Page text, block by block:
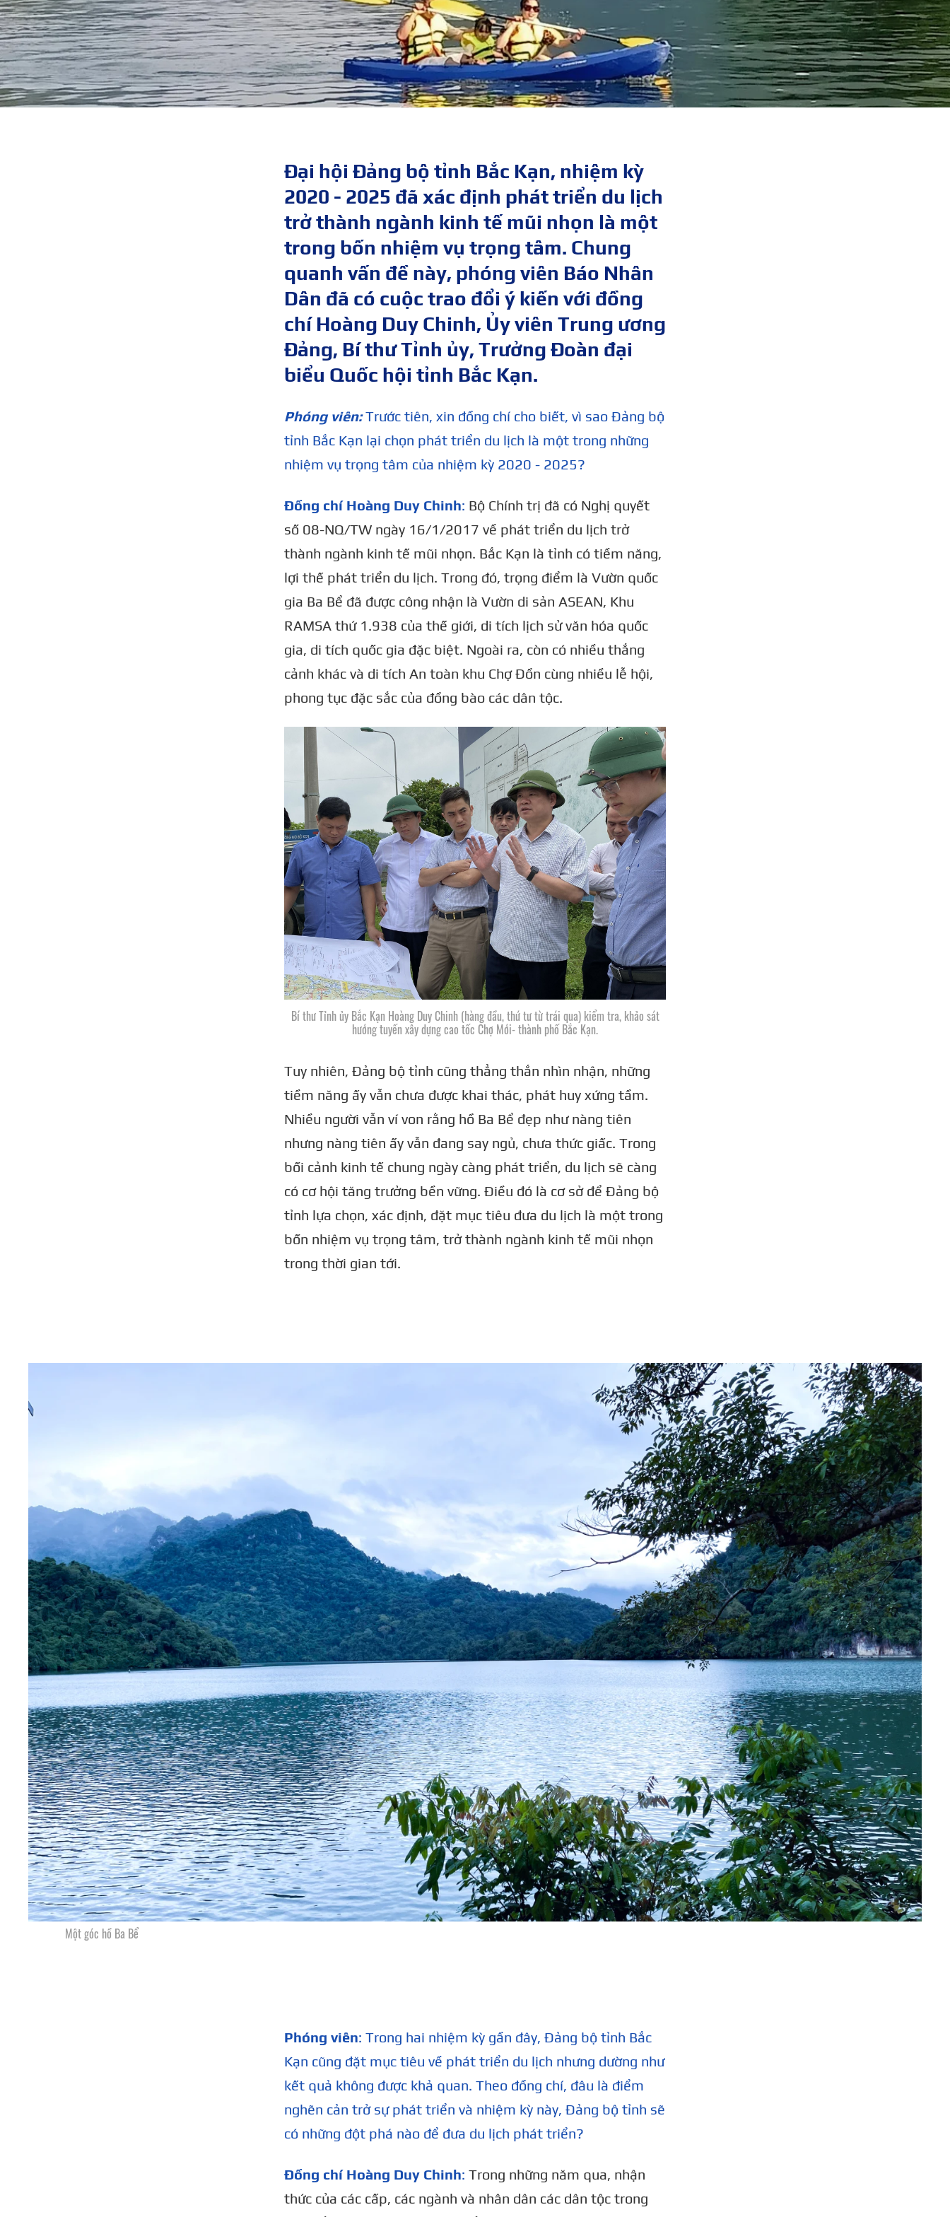
Đại hội Đảng bộ tỉnh Bắc Kạn, nhiệm kỳ
2020 - 2025 đã xác định phát triển du lịch
trở thành ngành kinh tế mũi nhọn là một
trong bốn nhiệm vụ trọng tâm. Chung
quanh vấn đề này, phóng viên Báo Nhân
Dân đã có cuộc trao đổi ý kiến với đồng
chí Hoàng Duy Chinh, Ủy viên Trung ương
Đảng, Bí thư Tỉnh ủy, Trưởng Đoàn đại
biểu Quốc hội tỉnh Bắc Kạn.
Phóng viên:Trước tiên, xin đồng chí cho biết, vì sao Đảng bộ
tỉnh Bắc Kạn lại chọn phát triển du lịch là một trong những
nhiệm vụ trọng tâm của nhiệm kỳ 2020 - 2025?
Đồng chí Hoàng Duy Chinh: Bộ Chính trị đã có Nghị quyết
số 08-NQ/TW ngày 16/1/2017 về phát triển du lịch trở
thành ngành kinh tế mũi nhọn. Bắc Kạn là tỉnh có tiềm năng,
lợi thế phát triển du lịch. Trong đó, trọng điểm là Vườn quốc
gia Ba Bể đã được công nhận là Vườn di sản ASEAN, Khu
RAMSA thứ 1.938 của thế giới, di tích lịch sử văn hóa quốc
gia, di tích quốc gia đặc biệt. Ngoài ra, còn có nhiều thắng
cảnh khác và di tích An toàn khu Chợ Đồn cùng nhiều lễ hội,
phong tục đặc sắc của đồng bào các dân tộc.
Bí thư Tỉnh ủy Bắc Kạn Hoàng Duy Chinh (hàng đầu, thứ tư từ trái qua) kiểm tra, khảo sát
hướng tuyến xây dựng cao tốc Chợ Mới- thành phố Bắc Kạn.
Tuy nhiên, Đảng bộ tỉnh cũng thẳng thắn nhìn nhận, những
tiềm năng ấy vẫn chưa được khai thác, phát huy xứng tầm.
Nhiều người vẫn ví von rằng hồ Ba Bể đẹp như nàng tiên
nhưng nàng tiên ấy vẫn đang say ngủ, chưa thức giấc. Trong
bối cảnh kinh tế chung ngày càng phát triển, du lịch sẽ càng
có cơ hội tăng trưởng bền vững. Điều đó là cơ sở để Đảng bộ
tỉnh lựa chọn, xác định, đặt mục tiêu đưa du lịch là một trong
bốn nhiệm vụ trọng tâm, trở thành ngành kinh tế mũi nhọn
trong thời gian tới.
Một góc hồ Ba Bể
Phóng viên: Trong hai nhiệm kỳ gần đây, Đảng bộ tỉnh Bắc
Kạn cũng đặt mục tiêu về phát triển du lịch nhưng dường như
kết quả không được khả quan. Theo đồng chí, đâu là điểm
nghẽn cản trở sự phát triển và nhiệm kỳ này, Đảng bộ tỉnh sẽ
có những đột phá nào để đưa du lịch phát triển?
Đồng chí Hoàng Duy Chinh: Trong những năm qua, nhận
thức của các cấp, các ngành và nhân dân các dân tộc trong